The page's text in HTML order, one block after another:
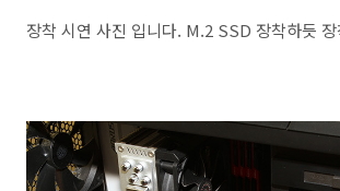
장착 시연 사진 입니다. M.2 SSD 장착하듯